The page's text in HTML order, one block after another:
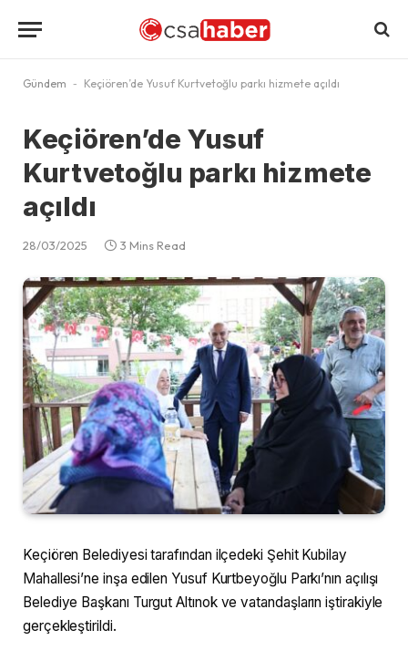
Gündem - Keçiören’de Yusuf Kurtvetoğlu parkı hizmete açıldı
Keçiören’de Yusuf
Kurtvetoğlu parkı hizmete
açıldı
28/03/2025 3 Mins Read
Keçiören Belediyesi tarafından ilçedeki Şehit Kubilay
Mahallesi’ne inşa edilen Yusuf Kurtbeyoğlu Parkı’nın açılışı
Belediye Başkanı Turgut Altınok ve vatandaşların iştirakiyle
gerçekleştirildi.